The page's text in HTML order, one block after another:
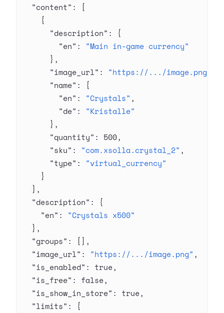
  "content"
: [
    {
      "description"
: {
        "en"
: "Main in-game currency"
      },
      "image_url"
: "https://.../image.png"
      "name"
: {
        "en"
: "Crystals" ,
        "de"
: "Kristalle"
      },
      "quantity"
: 500,
      "sku"
: "com.xsolla.crystal_2" ,
      "type"
: "virtual_currency"
    }
  ],
  "description"
: {
    "en"
: "Crystals x500"
  },
  "groups"
: [],
  "image_url"
: "https://.../image.png" ,
  "is_enabled"
: true,
  "is_free"
: false,
  "is_show_in_store"
: true,
  "limits"
: {